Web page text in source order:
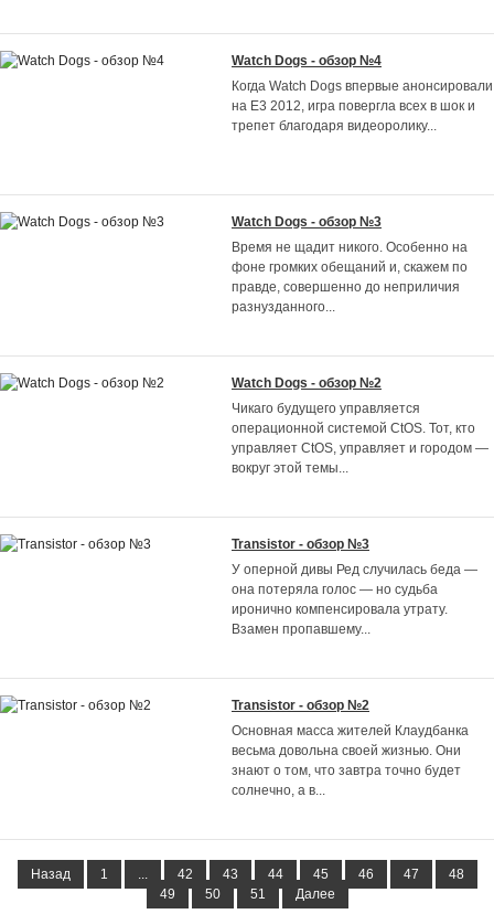
Watch Dogs - обзор №4
Когда Watch Dogs впервые анонсировали
на E3 2012, игра повергла всех в шок и
трепет благодаря видеоролику...
Watch Dogs - обзор №3
Время не щадит никого. Особенно на
фоне громких обещаний и, скажем по
правде, совершенно до неприличия
разнузданного...
Watch Dogs - обзор №2
Чикаго будущего управляется
операционной системой CtOS. Тот, кто
управляет CtOS, управляет и городом —
вокруг этой темы...
Transistor - обзор №3
У оперной дивы Ред случилась беда —
она потеряла голос — но судьба
иронично компенсировала утрату.
Взамен пропавшему...
Transistor - обзор №2
Основная масса жителей Клаудбанка
весьма довольна своей жизнью. Они
знают о том, что завтра точно будет
солнечно, а в...
Назад 1 ... 42 43 44 45 46 47
48
49
50 51 Далее